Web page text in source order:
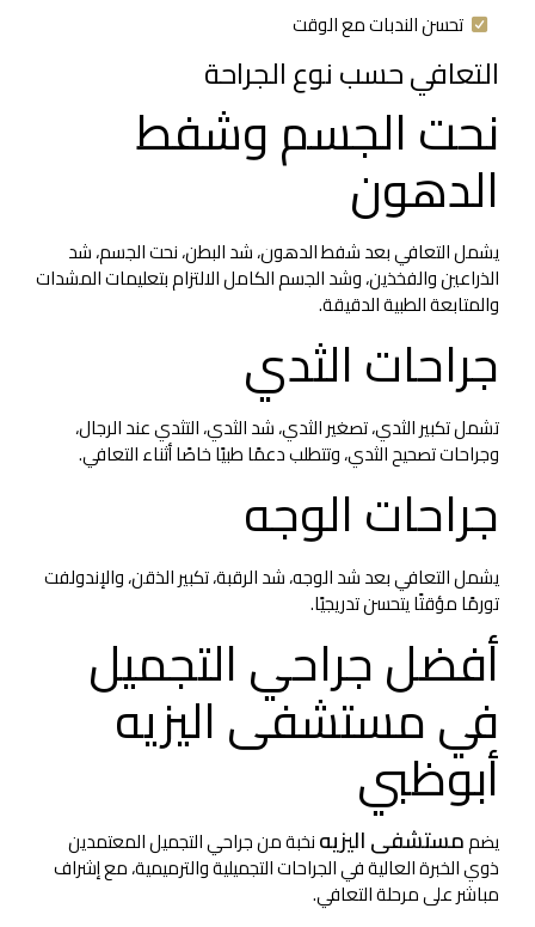
تحسن الندبات مع الوقت
التعافي حسب نوع الجراحة
نحت الجسم وشفط
الدهون
يشمل التعافي بعد شفط الدهون، شد البطن، نحت الجسم، شد
الذراعين والفخذين، وشد الجسم الكامل الالتزام بتعليمات المشدات
والمتابعة الطبية الدقيقة.
جراحات الثدي
تشمل تكبير الثدي، تصغير الثدي، شد الثدي، التثدي عند الرجال،
وجراحات تصحيح الثدي، وتتطلب دعمًا طبيًا خاصًا أثناء التعافي.
جراحات الوجه
يشمل التعافي بعد شد الوجه، شد الرقبة، تكبير الذقن، والإندولفت
تورمًا مؤقتًا يتحسن تدريجيًا.
أفضل جراحي التجميل
في مستشفى اليزيه
أبوظبي
يضممستشفى اليزيهنخبة من جراحي التجميل المعتمدين
ذوي الخبرة العالية في الجراحات التجميلية والترميمية، مع إشراف
مباشر على مرحلة التعافي.